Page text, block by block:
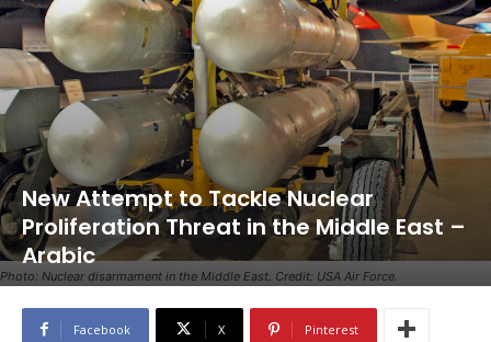
Photo: Nuclear disarmament in the Middle East. Credit: USA Air Force.
New Attempt to Tackle Nuclear
Proliferation Threat in the Middle East –
Arabic
Facebook X Pinterest